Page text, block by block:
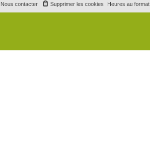
Heures au format
Supprimer les cookies
Nous contacter